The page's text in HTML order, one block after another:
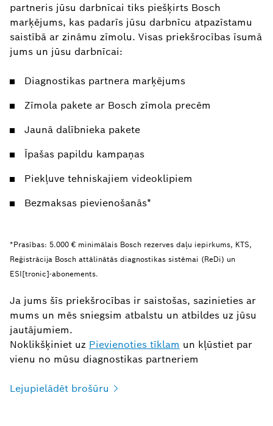
partneris jūsu darbnīcai tiks piešķirts Bosch
marķējums, kas padarīs jūsu darbnīcu atpazīstamu
saistībā ar zināmu zīmolu. Visas priekšrocības īsumā
jums un jūsu darbnīcai:
Diagnostikas partnera marķējums
Zīmola pakete ar Bosch zīmola precēm
Jaunā dalībnieka pakete
Īpašas papildu kampaņas
Piekļuve tehniskajiem videoklipiem
Bezmaksas pievienošanās*
*Prasības: 5.000 € minimālais Bosch rezerves daļu iepirkums, KTS,
Reģistrācija Bosch attālinātās diagnostikas sistēmai (ReDi) un
ESI[tronic]‑abonements.
Ja jums šīs priekšrocības ir saistošas, sazinieties ar
mums un mēs sniegsim atbalstu un atbildes uz jūsu
jautājumiem.
Noklikšķiniet uz Pievienoties tīklam un kļūstiet par
vienu no mūsu diagnostikas partneriem
Lejupielādēt brošūru